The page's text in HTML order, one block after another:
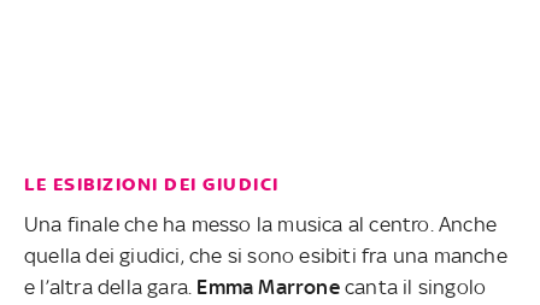
LE ESIBIZIONI DEI GIUDICI
Una finale che ha messo la musica al centro. Anche
quella dei giudici, che si sono esibiti fra una manche
e l’altra della gara. Emma Marronecanta il singolo